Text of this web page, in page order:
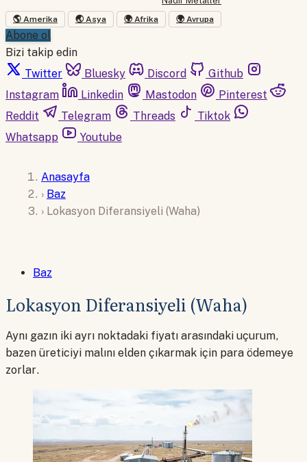
🌎 Amerika 🌏 Asya 🌍 Afrika 🌍 Avrupa
Abone ol
Bizi takip edin
Twitter
Bluesky Discord
Github
Instagram
Linkedin Mastodon
Pinterest
Reddit
Telegram Threads
Tiktok
Whatsapp
Youtube
Anasayfa
› Baz
› Lokasyon Diferansiyeli (Waha)
Baz
Lokasyon Diferansiyeli (Waha)
Aynı gazın iki ayrı noktadaki fiyatı arasındaki uçurum,
bazen üreticiyi malını elden çıkarmak için para ödemeye
zorlar.